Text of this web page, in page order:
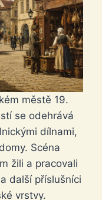
městě 19.
se odehrává
dílnami,
Scéna
žili a pracovali
další příslušníci
vrstvy.